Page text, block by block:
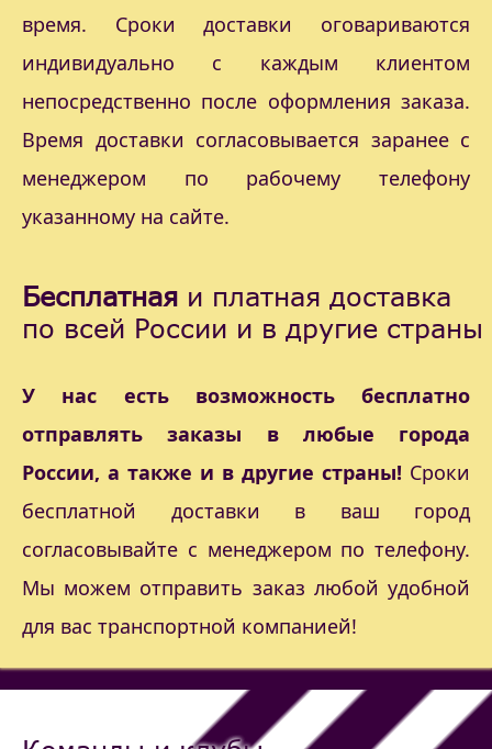
время. Сроки доставки оговариваются
индивидуально с каждым клиентом
непосредственно после оформления заказа.
Время доставки согласовывается заранее с
менеджером по рабочему телефону
указанному на сайте.
Бесплатная и платная доставка
по всей России и в другие страны
У нас есть возможность бесплатно
отправлять заказы в любые города
России, а также и в другие страны! Сроки
бесплатной доставки в ваш город
согласовывайте с менеджером по телефону.
Мы можем отправить заказ любой удобной
для вас транспортной компанией!